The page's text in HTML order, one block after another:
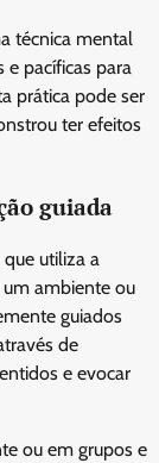
técnica mental
e pacíficas para
prática pode ser
ter efeitos
guiada
utiliza a
ambiente ou
guiados
de
e evocar
ou em grupos e